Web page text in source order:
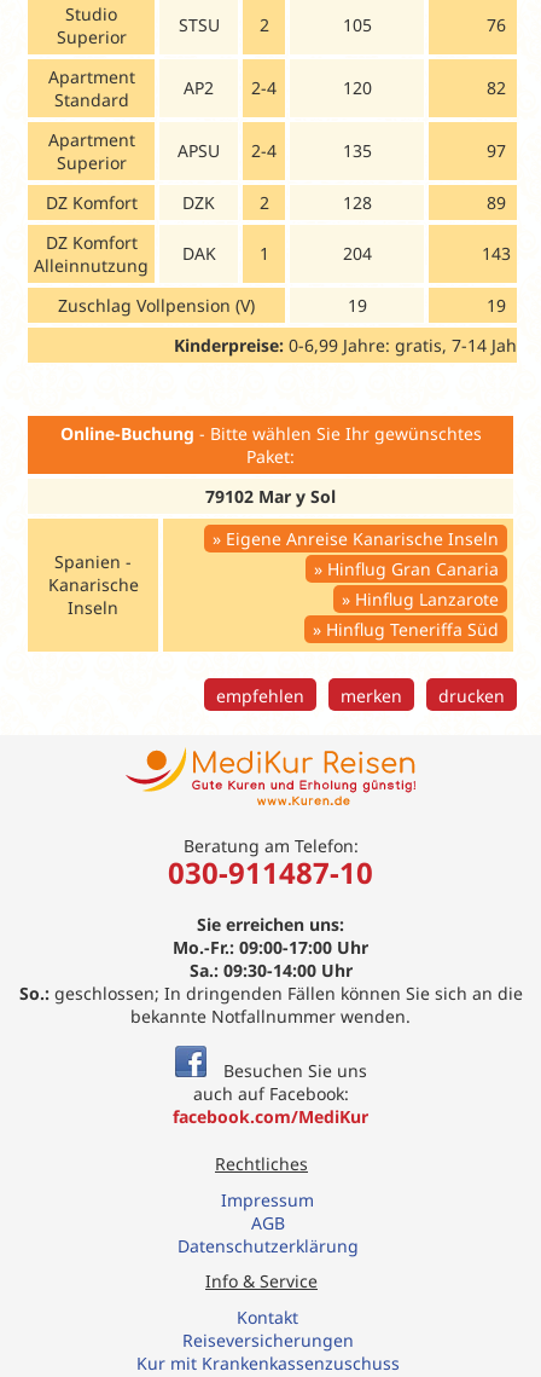
Studio
Superior
STSU 2 105 76
Apartment
Standard
AP2 2-4 120 82
Apartment
Superior
APSU 2-4 135 97
DZ Komfort DZK 2 128
89
DZ Komfort
Alleinnutzung
DAK 1 204 143
Zuschlag Vollpension (V) 19
19
Kinderpreise: 0-6,99 Jahre: gratis, 7-14
Online-Buchung - Bitte wählen Sie Ihr gewünschtes
Paket:
79102 Mar y Sol
Spanien -
Kanarische
Inseln
Eigene Anreise Kanarische Inseln
Hinflug Gran Canaria
Hinflug Lanzarote
Hinflug Teneriffa Süd
drucken
merken
empfehlen
Beratung am Telefon:
030-911487-10
Sie erreichen uns:
Mo.-Fr.: 09:00-17:00 Uhr
Sa.: 09:30-14:00 Uhr
So.:geschlossen; In dringenden Fällen können Sie sich an die
bekannte Notfallnummer wenden.
Besuchen Sie uns
auch auf Facebook:
facebook.com/MediKur
Rechtliches
Impressum
AGB
Datenschutzerklärung
Info & Service
Kontakt
Reiseversicherungen
Kur mit Krankenkassenzuschuss